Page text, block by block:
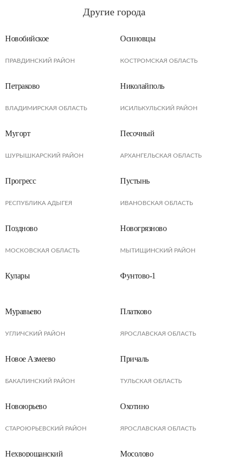
Другие города
Новобийское
ПРАВДИНСКИЙ РАЙОН
Осиновцы
КОСТРОМСКАЯ ОБЛАСТЬ
Петраково
ВЛАДИМИРСКАЯ ОБЛАСТЬ
Николайполь
ИСИЛЬКУЛЬСКИЙ РАЙОН
Мугорт
ШУРЫШКАРСКИЙ РАЙОН
Песочный
АРХАНГЕЛЬСКАЯ ОБЛАСТЬ
Прогресс
РЕСПУБЛИКА АДЫГЕЯ
Пустынь
ИВАНОВСКАЯ ОБЛАСТЬ
Поздново
МОСКОВСКАЯ ОБЛАСТЬ
Новогрязново
МЫТИЩИНСКИЙ РАЙОН
Кулары Фунтово-1
Муравьево
УГЛИЧСКИЙ РАЙОН
Платково
ЯРОСЛАВСКАЯ ОБЛАСТЬ
Новое Азмеево
БАКАЛИНСКИЙ РАЙОН
Причаль
ТУЛЬСКАЯ ОБЛАСТЬ
Новоюрьево
СТАРОЮРЬЕВСКИЙ РАЙОН
Охотино
ЯРОСЛАВСКАЯ ОБЛАСТЬ
Нехворощанский Мосолово